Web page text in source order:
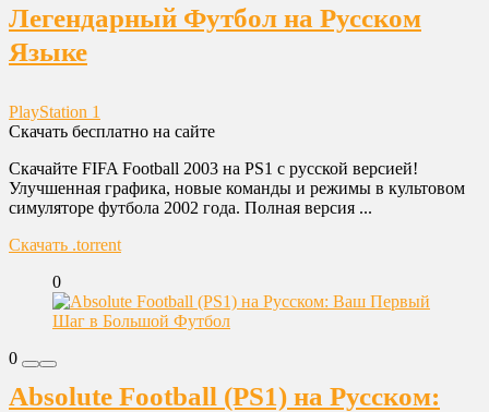
Легендарный Футбол на Русском
Языке
PlayStation 1
Скачать бесплатно на сайте
Скачайте FIFA Football 2003 на PS1 с русской версией!
Улучшенная графика, новые команды и режимы в культовом
симуляторе футбола 2002 года. Полная версия ...
Скачать .torrent
0
0
Absolute Football (PS1) на Русском: